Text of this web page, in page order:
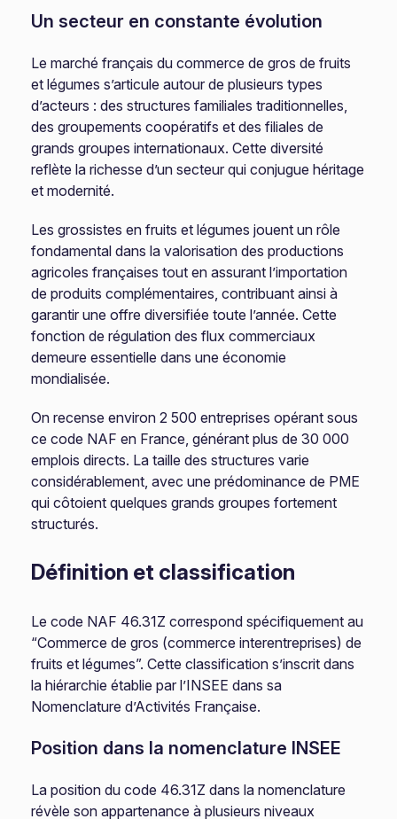
Un secteur en constante évolution
Le marché français du commerce de gros de fruits
et légumes s’articule autour de plusieurs types
d’acteurs : des structures familiales traditionnelles,
des groupements coopératifs et des filiales de
grands groupes internationaux. Cette diversité
reflète la richesse d’un secteur qui conjugue héritage
et modernité.
Les grossistes en fruits et légumes jouent un rôle
fondamental dans la valorisation des productions
agricoles françaises tout en assurant l’importation
de produits complémentaires, contribuant ainsi à
garantir une offre diversifiée toute l’année. Cette
fonction de régulation des flux commerciaux
demeure essentielle dans une économie
mondialisée.
On recense environ 2 500 entreprises opérant sous
ce code NAF en France, générant plus de 30 000
emplois directs. La taille des structures varie
considérablement, avec une prédominance de PME
qui côtoient quelques grands groupes fortement
structurés.
Définition et classification
Le code NAF 46.31Z correspond spécifiquement au
“Commerce de gros (commerce interentreprises) de
fruits et légumes”. Cette classification s’inscrit dans
la hiérarchie établie par l’INSEE dans sa
Nomenclature d’Activités Française.
Position dans la nomenclature INSEE
La position du code 46.31Z dans la nomenclature
révèle son appartenance à plusieurs niveaux